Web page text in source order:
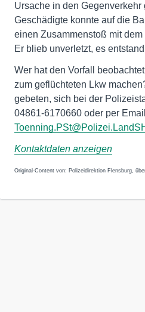
Ursache in den
Geschädigte konnte auf die
einen Zusammenstoß mit
Er blieb unverletzt, es
Wer hat den Vorfall
zum geflüchteten Lkw
gebeten, sich bei der
04861-6170660 oder per
Kontaktdaten anzeigen
Original-Content von: Polizeidirektion Flensburg,